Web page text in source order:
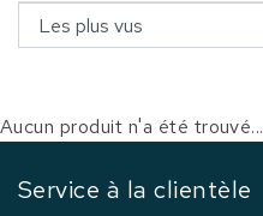
Aucun produit n'a été trouvé...
Service à la clientèle